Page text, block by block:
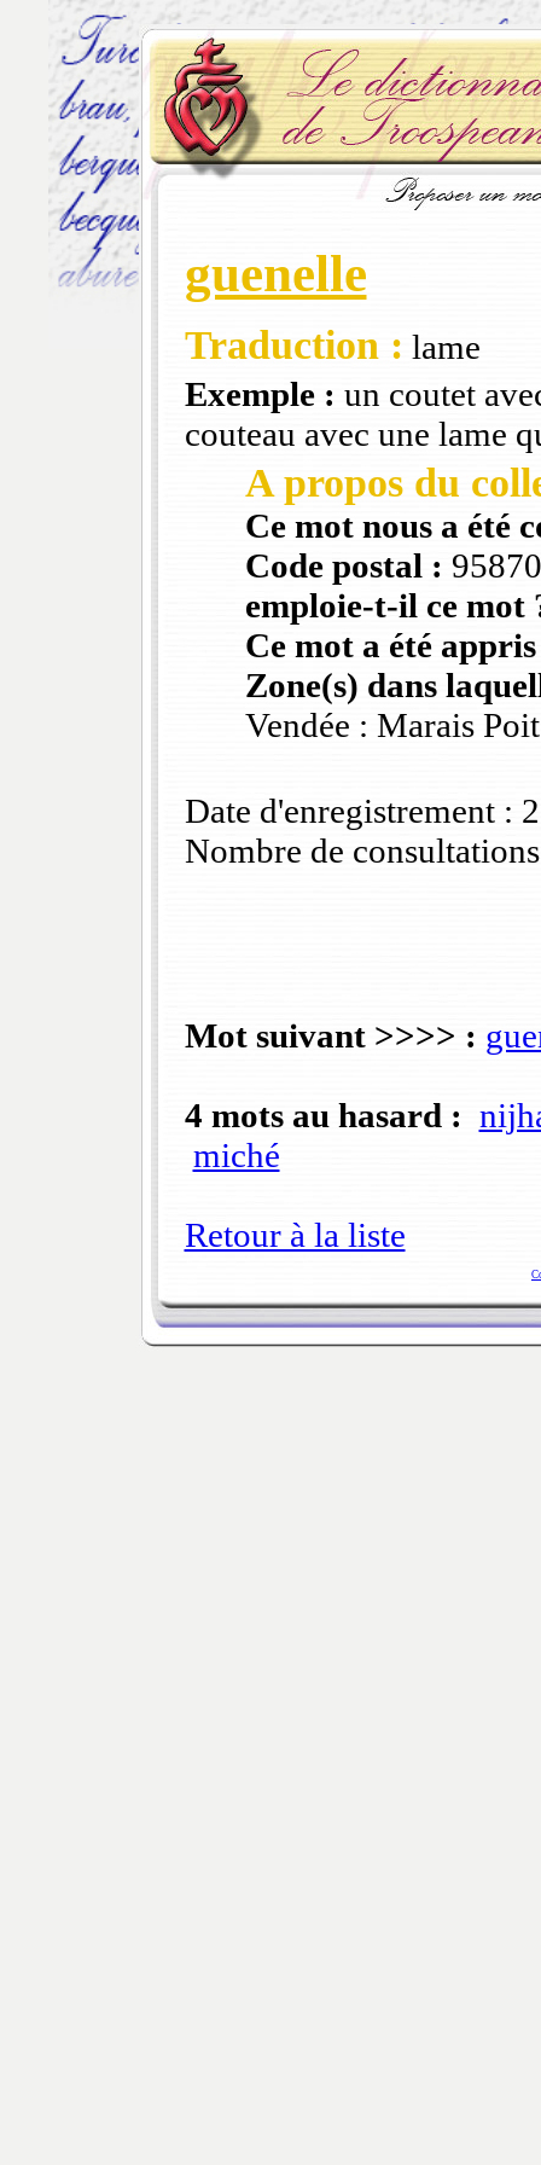
guenelle
Traduction : lame
Exemple : un coutet
couteau avec une lame
A propos du
Ce mot nous a été
Code postal :
emploie-t-il ce mot
Ce mot a été
Zone(s) dans
Vendée : Marais
Date d'enregistrement :
Nombre de
Mot suivant >>>> :
4 mots au hasard :
miché
Retour à la liste